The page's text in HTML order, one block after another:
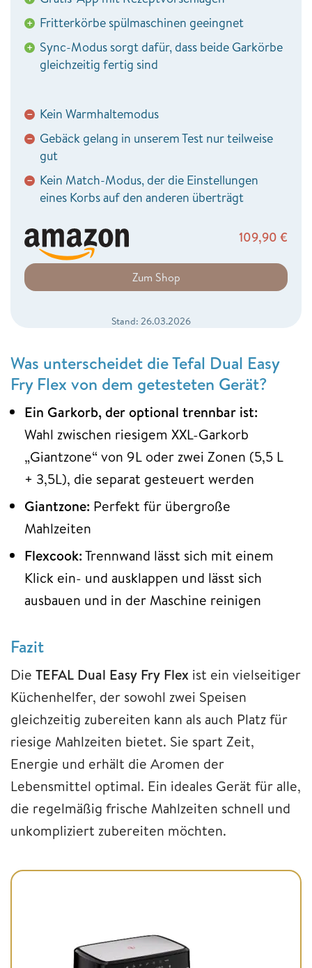
+ Fritterkörbe spülmaschinen geeingnet
+ Sync-Modus sorgt dafür, dass beide Garkörbe
gleichzeitig fertig sind
− Kein Warmhaltemodus
− Gebäck gelang in unserem Test nur teilweise
gut
− Kein Match-Modus, der die Einstellungen
eines Korbs auf den anderen überträgt
109,90 €
Zum Shop
Stand: 26.03.2026
Was unterscheidet die Tefal Dual Easy
Fry Flex von dem getesteten Gerät?
Ein Garkorb, der optional trennbar ist:
Wahl zwischen riesigem XXL-Garkorb
„Giantzone“ von 9L oder zwei Zonen (5,5 L
+ 3,5L), die separat gesteuert werden
Giantzone: Perfekt für übergroße
Mahlzeiten
Flexcook:Trennwand lässt sich mit einem
Klick ein- und ausklappen und lässt sich
ausbauen und in der Maschine reinigen
Fazit
Die TEFAL Dual Easy Fry Flex ist ein vielseitiger
Küchenhelfer, der sowohl zwei Speisen
gleichzeitig zubereiten kann als auch Platz für
riesige Mahlzeiten bietet. Sie spart Zeit,
Energie und erhält die Aromen der
Lebensmittel optimal. Ein ideales Gerät für alle,
die regelmäßig frische Mahlzeiten schnell und
unkompliziert zubereiten möchten.